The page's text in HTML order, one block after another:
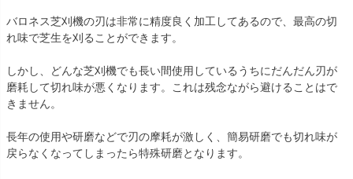
バロネス芝刈機の刃は非常に精度良く加工してあるので、最高の切
れ味で芝生を刈ることができます。
しかし、どんな芝刈機でも長い間使用しているうちにだんだん刃が
磨耗して切れ味が悪くなります。これは残念ながら避けることはで
きません。
長年の使用や研磨などで刃の摩耗が激しく、簡易研磨でも切れ味が
戻らなくなってしまったら特殊研磨となります。